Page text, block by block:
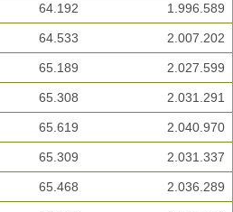
64.192 1.996.589
64.533 2.007.202
65.189 2.027.599
65.308 2.031.291
65.619 2.040.970
65.309 2.031.337
65.468 2.036.289